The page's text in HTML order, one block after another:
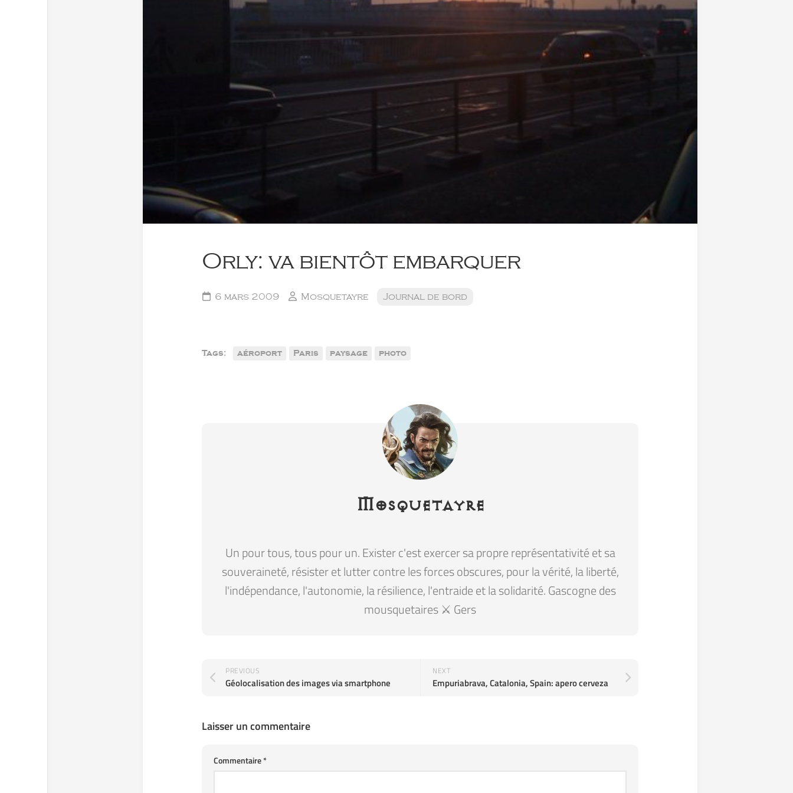
Orly: va bientôt embarquer
6 mars 2009 Mosquetayre Journal de bord
Tags: aéroport Paris paysage photo
Mosquetayre
Un pour tous, tous pour un. Exister c'est exercer sa propre représentativité et sa
souveraineté, résister et lutter contre les forces obscures, pour la vérité, la liberté,
l'indépendance, l'autonomie, la résilience, l'entraide et la solidarité. Gascogne des
mousquetaires ⚔️ Gers
NEXT
Empuriabrava, Catalonia, Spain: apero cerveza
PREVIOUS
Géolocalisation des images via smartphone
Laisser un commentaire
Commentaire*